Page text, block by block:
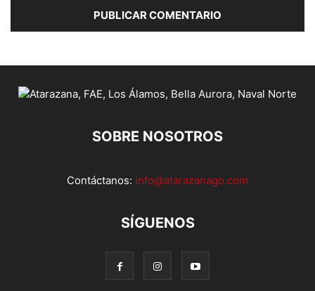
SOBRE NOSOTROS
Contáctanos: info@atarazanago.com
SÍGUENOS